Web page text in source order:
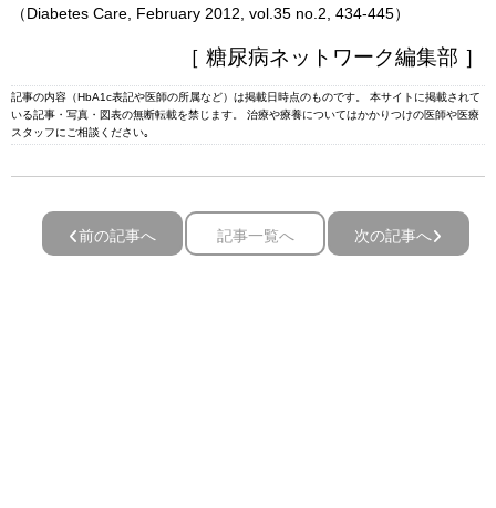
（Diabetes Care, February 2012, vol.35 no.2, 434-445）
［ 糖尿病ネットワーク編集部 ］
記事の内容（HbA1c表記や医師の所属など）は掲載日時点のものです。 本サイトに掲載されて
いる記事・写真・図表の無断転載を禁じます。 治療や療養についてはかかりつけの医師や医療
スタッフにご相談ください｡
前の記事へ 記事一覧へ 次の記事へ